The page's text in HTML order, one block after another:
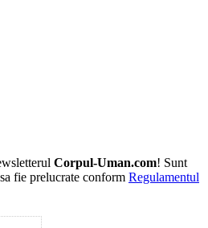
Corpul-Uman.com! Sunt
fie prelucrate conform Regulamentul